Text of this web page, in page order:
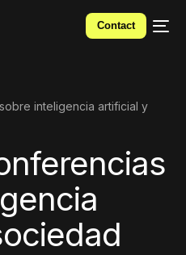
Contact
inteligencia artificial y